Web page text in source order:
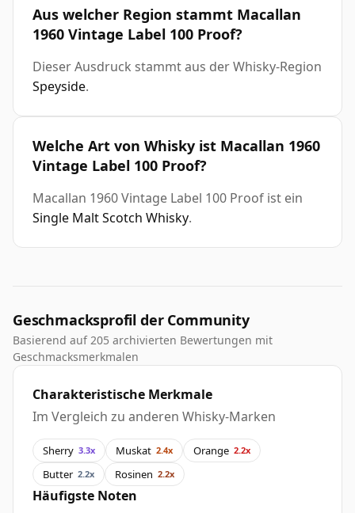
Aus welcher Region stammt Macallan
1960 Vintage Label 100 Proof?
Dieser Ausdruck stammt aus der Whisky-Region
Speyside.
Welche Art von Whisky ist Macallan 1960
Vintage Label 100 Proof?
Macallan 1960 Vintage Label 100 Proof ist ein
Single Malt Scotch Whisky.
Geschmacksprofil der Community
Basierend auf 205 archivierten Bewertungen mit
Geschmacksmerkmalen
Charakteristische Merkmale
Im Vergleich zu anderen Whisky-Marken
Sherry 3.3x Muskat 2.4x Orange 2.2x
Butter 2.2x Rosinen 2.2x
Häufigste Noten